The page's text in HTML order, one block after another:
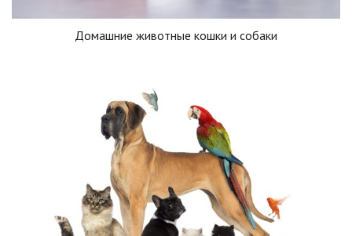
Домашние животные кошки и собаки